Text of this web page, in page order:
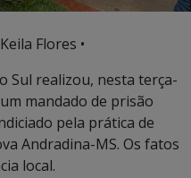
Flores •
Sul realizou, nesta terça-
mandado de prisão
pela prática de
Andradina-MS. Os fatos
local.